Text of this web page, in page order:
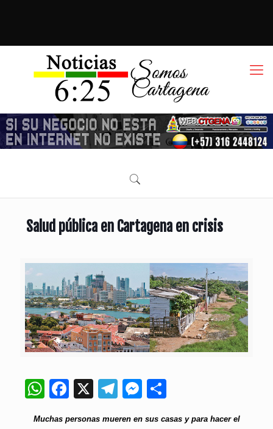
Salud pública en Cartagena en crisis
WhatsApp
Facebook
X Telegram
Messenger
Muchas personas mueren en sus casas y para hacer el